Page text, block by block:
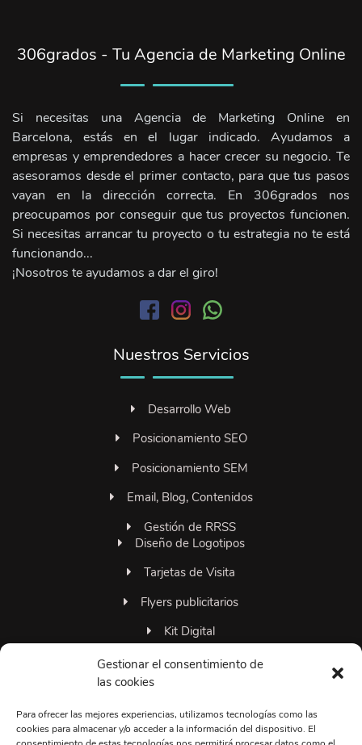
Gestionar el consentimiento de
las cookies
Para ofrecer las mejores experiencias, utilizamos tecnologías como las
cookies para almacenar y/o acceder a la información del dispositivo. El
306grados - Tu Agencia de Marketing Online
Si necesitas una Agencia de Marketing Online en
Barcelona, estás en el lugar indicado. Ayudamos a
empresas y emprendedores a hacer crecer su negocio. Te
asesoramos desde el primer contacto, para que tus pasos
vayan en la dirección correcta. En 306grados nos
preocupamos por conseguir que tus proyectos funcionen.
Si necesitas arrancar tu proyecto o tu estrategia no te está
funcionando...
¡Nosotros te ayudamos a dar el giro!
Nuestros Servicios
Desarrollo Web
Posicionamiento SEO
Posicionamiento SEM
Email, Blog, Contenidos
Gestión de RRSS
Diseño de Logotipos
Tarjetas de Visita
Flyers publicitarios
Kit Digital
Familia 306grados
+34663374495